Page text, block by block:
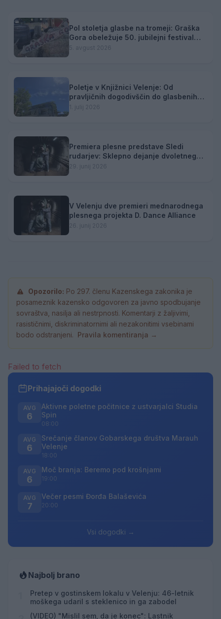
Pol stoletja glasbe na tromeji: Graška
Gora obeležuje 50. jubilejni festival
narodno-zabavne glasbe
5. avgust 2026
Poletje v Knjižnici Velenje: Od
pravljičnih dogodivščin do glasbenih
zgodb in popotniških utrinkov
1. julij 2026
Premiera plesne predstave Sledi
rudarjev: Sklepno dejanje dvoletnega
projekta
29. junij 2026
V Velenju dve premieri mednarodnega
plesnega projekta D. Dance Alliance
26. junij 2026
Opozorilo: Po 297. členu Kazenskega zakonika je
posameznik kazensko odgovoren za javno spodbujanje
sovraštva, nasilja ali nestrpnosti. Komentarji z žaljivimi,
rasističnimi, diskriminatornimi ali nezakonitimi vsebinami
bodo odstranjeni. Pravila komentiranja →
Failed to fetch
Prihajajoči dogodki
AVG
6
Aktivne poletne počitnice z ustvarjalci Studia
Spin
08:00
AVG
6
Srečanje članov Gobarskega društva Marauh
Velenje
18:00
AVG
6
Moč branja: Beremo pod krošnjami
19:00
AVG
7
Večer pesmi Đorđa Balaševića
20:00
Vsi dogodki →
Najbolj brano
Pretep v gostinskem lokalu v Velenju: 46-letnik
moškega udaril s steklenico in ga zabodel
(VIDEO) "Mislil sem, da je konec": Lastnik